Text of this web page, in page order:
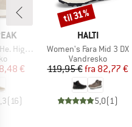
Boots
pris
€
(16)
MÆRKE
HALTI
Artikel
Women's Fara Mid 3 DX
Produktgruppe
Vandresko
Pris
119,95 € Nedsat pris
fra 82,77 €
5,0(1 )
Rabat
til 31%